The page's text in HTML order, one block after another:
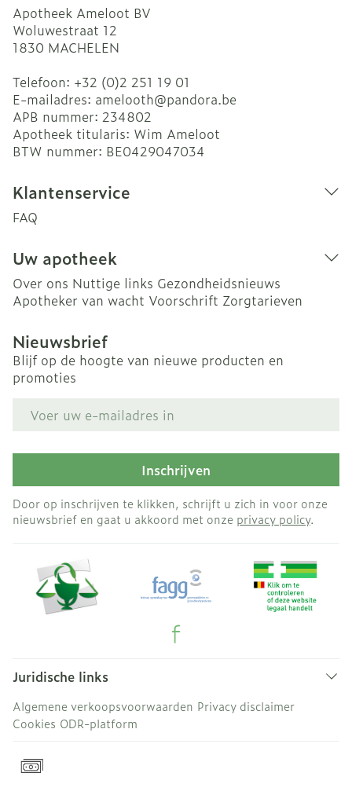
Apotheek Ameloot BV
Woluwestraat 12
1830 MACHELEN
Telefoon: +32 (0)2 251 19 01
E-mailadres: amelooth@pandora.be
APB nummer: 234802
Apotheek titularis: Wim Ameloot
BTW nummer: BE0429047034
Klantenservice
FAQ
Uw apotheek
Over ons Nuttige links Gezondheidsnieuws
Apotheker van wacht Voorschrift Zorgtarieven
Nieuwsbrief
Blijf op de hoogte van nieuwe producten en
promoties
Inschrijven
Door op inschrijven te klikken, schrijft u zich in voor onze
nieuwsbrief en gaat u akkoord met onze privacy policy.
Juridische links
Algemene verkoopsvoorwaarden Privacy disclaimer
Cookies ODR-platform